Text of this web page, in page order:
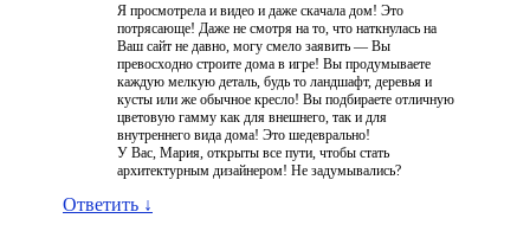
Я просмотрела и видео и даже скачала дом! Это
потрясающе! Даже не смотря на то, что наткнулась на
Ваш сайт не давно, могу смело заявить — Вы
превосходно строите дома в игре! Вы продумываете
каждую мелкую деталь, будь то ландшафт, деревья и
кусты или же обычное кресло! Вы подбираете отличную
цветовую гамму как для внешнего, так и для
внутреннего вида дома! Это шедеврально!
У Вас, Мария, открыты все пути, чтобы стать
архитектурным дизайнером! Не задумывались?
Ответить ↓